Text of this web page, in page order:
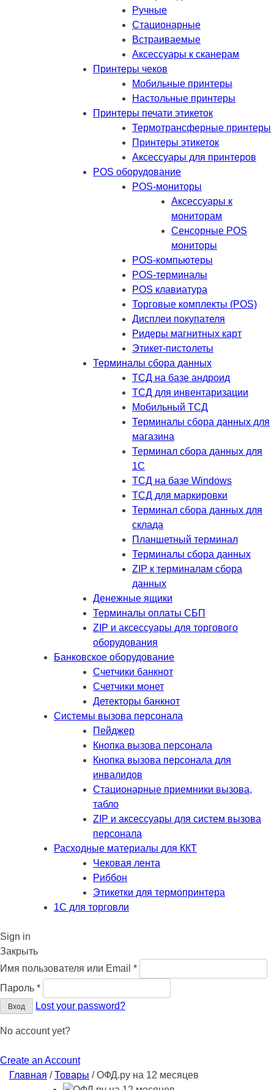
Ручные
Стационарные
Встраиваемые
Аксессуары к сканерам
Принтеры чеков
Мобильные принтеры
Настольные принтеры
Принтеры печати этикеток
Термотрансферные принтеры
Принтеры этикеток
Аксессуары для принтеров
POS оборудование
POS-мониторы
Аксессуары к
мониторам
Сенсорные POS
мониторы
POS-компьютеры
POS-терминалы
POS клавиатура
Торговые комплекты (POS)
Дисплеи покупателя
Ридеры магнитных карт
Этикет-пистолеты
Терминалы сбора данных
ТСД на базе андроид
ТСД для инвентаризации
Мобильный ТСД
Терминалы сбора данных для
магазина
Терминал сбора данных для
1C
ТСД на базе Windows
ТСД для маркировки
Терминал сбора данных для
склада
Планшетный терминал
Терминалы сбора данных
ZIP к терминалам сбора
данных
Денежные ящики
Терминалы оплаты СБП
ZIP и аксессуары для торгового
оборудования
Банковское оборудование
Счетчики банкнот
Счетчики монет
Детекторы банкнот
Системы вызова персонала
Пейджер
Кнопка вызова персонала
Кнопка вызова персонала для
инвалидов
Стационарные приемники вызова,
табло
ZIP и аксессуары для систем вызова
персонала
Расходные материалы для ККТ
Чековая лента
Риббон
Этикетки для термопринтера
1С для торговли
Sign in
Закрыть
Имя пользователя или Email *Обязательно
Пароль *Обязательно
Вход Lost your password?
No account yet?
Create an Account
Главная /Товары /ОФД.ру на 12 месяцев